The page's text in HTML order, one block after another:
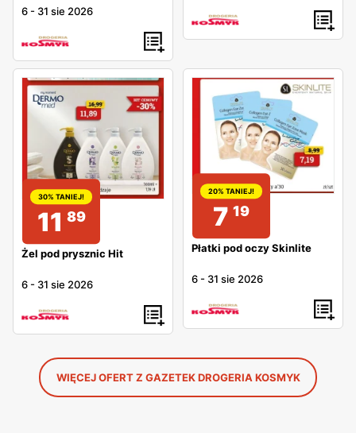
6 - 31 sie 2026
30% TANIEJ!
11 89
Żel pod prysznic Hit
6 - 31 sie 2026
20% TANIEJ!
7 19
Płatki pod oczy Skinlite
6 - 31 sie 2026
WIĘCEJ OFERT Z GAZETEK DROGERIA KOSMYK